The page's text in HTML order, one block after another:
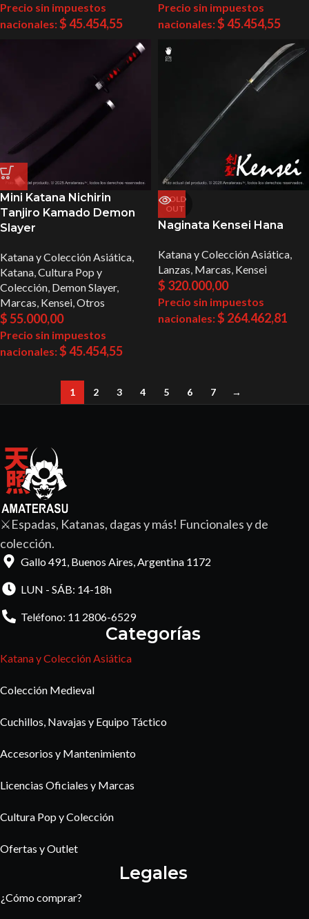
Precio sin impuestos
nacionales:$45.454,55
Precio sin impuestos
nacionales:$45.454,55
Mini Katana Nichirin
Tanjiro Kamado Demon
Slayer
Katana y Colección Asiática,
Katana,Cultura Pop y
Colección, Demon Slayer,
Marcas, Kensei,Otros
$55.000,00
Precio sin impuestos
nacionales:$45.454,55
SOLD
OUT
Naginata Kensei Hana
Katana y Colección Asiática,
Lanzas, Marcas, Kensei
$ 320.000,00
Precio sin impuestos
nacionales:$ 264.462,81
1 2 3 4 5 6 7 →
⚔️Espadas, Katanas, dagas y más! Funcionales y de
colección.
Gallo 491, Buenos Aires, Argentina 1172
LUN - SÁB: 14-18h
Teléfono: 11 2806-6529
Categorías
Katana y Colección Asiática
Colección Medieval
Cuchillos, Navajas y Equipo Táctico
Accesorios y Mantenimiento
Licencias Oficiales y Marcas
Cultura Pop y Colección
Ofertas y Outlet
Legales
¿Cómo comprar?